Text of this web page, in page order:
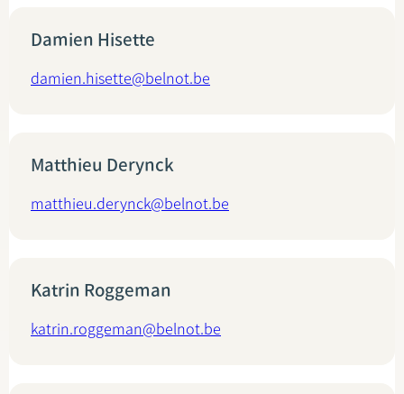
Damien Hisette
damien.hisette@belnot.be
Matthieu Derynck
matthieu.derynck@belnot.be
Katrin Roggeman
katrin.roggeman@belnot.be